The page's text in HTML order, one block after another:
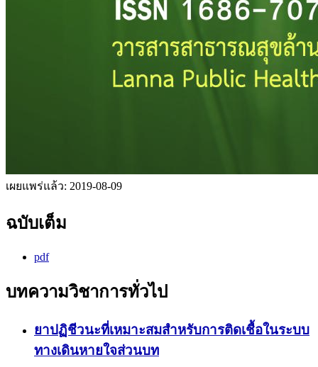
เผยแพร่แล้ว: 2019-08-09
ฉบับเต็ม
pdf
บทความวิชาการทั่วไป
ยาปฏิชีวนะที่เหมาะสมสำหรับการติดเชื้อในระบบ
ทางเดินหายใจส่วนบท